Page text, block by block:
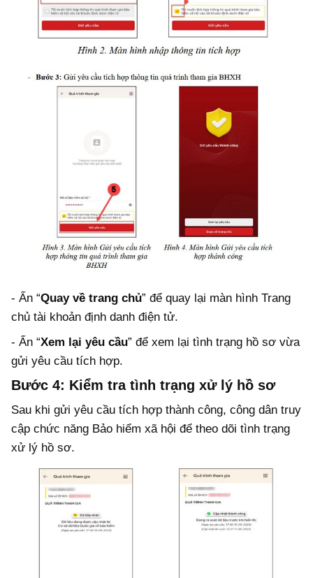
- Ấn “Quay về trang chủ” để quay lại màn hình Trang
chủ tài khoản định danh điện tử.
- Ấn “Xem lại yêu cầu” để xem lại tình trạng hồ sơ vừa
gửi yêu cầu tích hợp.
Bước 4: Kiểm tra tình trạng xử lý hồ sơ
Sau khi gửi yêu cầu tích hợp thành công, công dân truy
cập chức năng Bảo hiểm xã hội để theo dõi tình trạng
xử lý hồ sơ.